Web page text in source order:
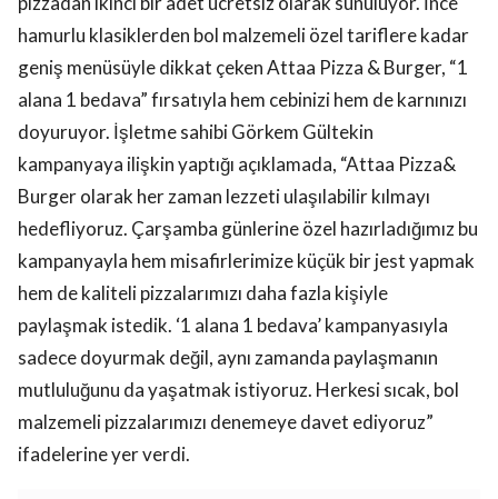
hamurlu klasiklerden bol malzemeli özel tariflere kadar
geniş menüsüyle dikkat çeken Attaa Pizza & Burger, “1
alana 1 bedava” fırsatıyla hem cebinizi hem de karnınızı
doyuruyor. İşletme sahibi Görkem Gültekin
kampanyaya ilişkin yaptığı açıklamada, “Attaa Pizza&
Burger olarak her zaman lezzeti ulaşılabilir kılmayı
hedefliyoruz. Çarşamba günlerine özel hazırladığımız bu
kampanyayla hem misafirlerimize küçük bir jest yapmak
hem de kaliteli pizzalarımızı daha fazla kişiyle
paylaşmak istedik. ‘1 alana 1 bedava’ kampanyasıyla
sadece doyurmak değil, aynı zamanda paylaşmanın
mutluluğunu da yaşatmak istiyoruz. Herkesi sıcak, bol
malzemeli pizzalarımızı denemeye davet ediyoruz”
ifadelerine yer verdi.